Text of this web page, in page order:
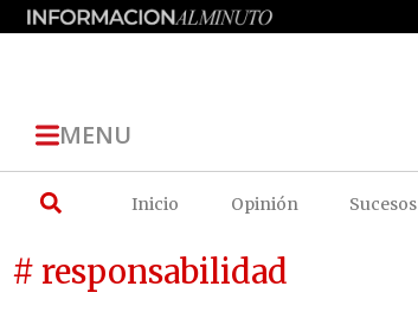
MENU
Inicio Opinión Sucesos
# responsabilidad